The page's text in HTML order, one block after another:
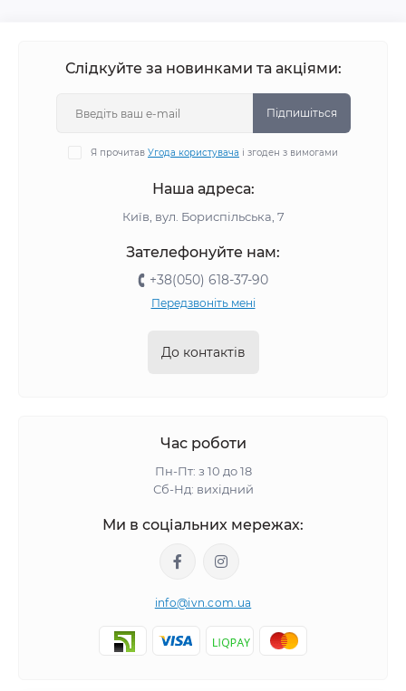
Слідкуйте за новинками та акціями:
Підпишіться
Я прочитав Угода користувача і згоден з вимогами
Наша адреса:
Київ, вул. Бориспільська, 7
Зателефонуйте нам:
+38(050) 618-37-90
Передзвоніть мені
До контактів
Час роботи
Пн-Пт: з 10 до 18
Сб-Нд: вихідний
Ми в соціальних мережах:
info@ivn.com.ua